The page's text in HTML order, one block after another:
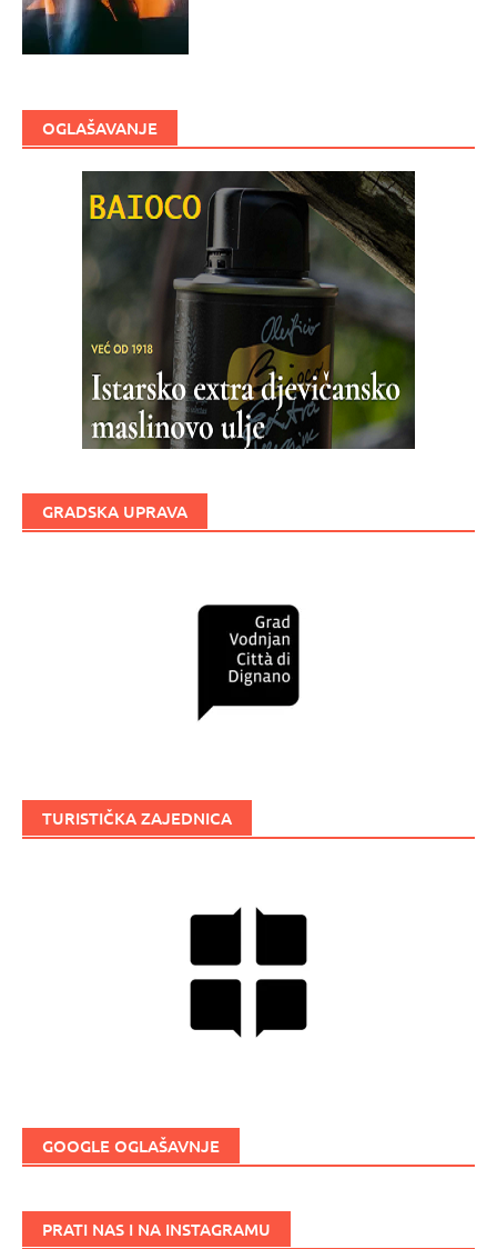
OGLAŠAVANJE
GRADSKA UPRAVA
TURISTIČKA ZAJEDNICA
GOOGLE OGLAŠAVNJE
PRATI NAS I NA INSTAGRAMU